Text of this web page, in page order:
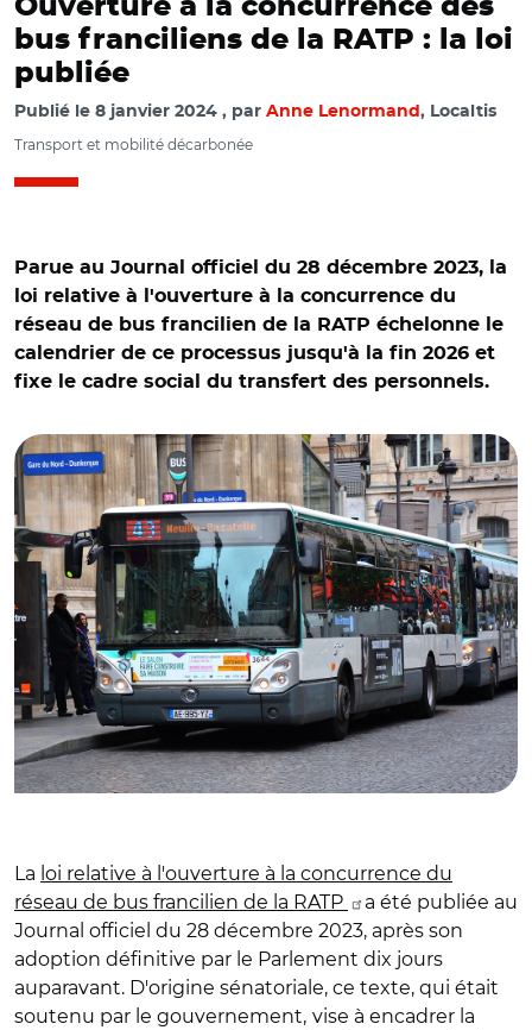
Ouverture à la concurrence des
bus franciliens de la RATP : la loi
publiée
Publié le 8 janvier 2024 par Anne Lenormand , Localtis
Transport et mobilité décarbonée
Parue au Journal officiel du 28 décembre 2023, la
loi relative à l'ouverture à la concurrence du
réseau de bus francilien de la RATP échelonne le
calendrier de ce processus jusqu'à la fin 2026 et
fixe le cadre social du transfert des personnels.
La loi relative à l'ouverture à la concurrence du
réseau de bus francilien de la RATP
a été publiée au
Journal officiel du 28 décembre 2023, après son
adoption définitive par le Parlement dix jours
auparavant. D'origine sénatoriale, ce texte, qui était
soutenu par le gouvernement, vise à encadrer la